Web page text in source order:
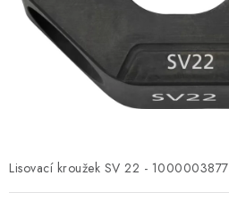
🎁 ODMĚNY ZA BODY
🏆 WESPO BONUS
Lisovací kroužek SV 22 - 1000003877